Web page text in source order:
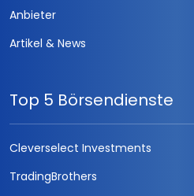
Anbieter
Artikel & News
Top 5 Börsendienste
Cleverselect Investments
TradingBrothers